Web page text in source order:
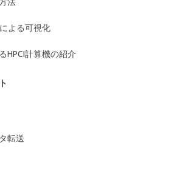
よる可視化
HPCI計算機の紹介
転送